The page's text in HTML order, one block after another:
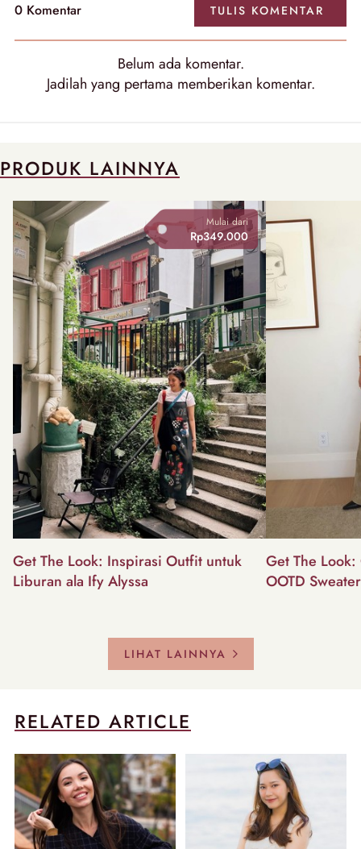
0 Komentar TULIS KOMENTAR
Belum ada komentar.
Jadilah yang pertama memberikan komentar.
PRODUK LAINNYA
Mulai dari
Rp349.000
Get The Look: Inspirasi Outfit untuk
Liburan ala Ify Alyssa
Get The
OOTD
LIHAT LAINNYA
RELATED ARTICLE